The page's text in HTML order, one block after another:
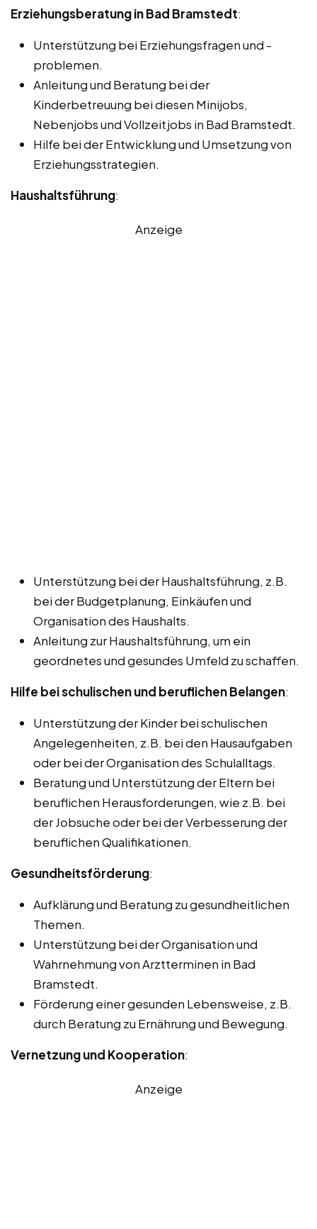
Erziehungsberatung in Bad Bramstedt:
Unterstützung bei Erziehungsfragen und -
problemen.
Anleitung und Beratung bei der
Kinderbetreuung bei diesen Minijobs,
Nebenjobs und Vollzeitjobs in Bad Bramstedt.
Hilfe bei der Entwicklung und Umsetzung von
Erziehungsstrategien.
Haushaltsführung:
Anzeige
Unterstützung bei der Haushaltsführung, z.B.
bei der Budgetplanung, Einkäufen und
Organisation des Haushalts.
Anleitung zur Haushaltsführung, um ein
geordnetes und gesundes Umfeld zu schaffen.
Hilfe bei schulischen und beruflichen Belangen:
Unterstützung der Kinder bei schulischen
Angelegenheiten, z.B. bei den Hausaufgaben
oder bei der Organisation des Schulalltags.
Beratung und Unterstützung der Eltern bei
beruflichen Herausforderungen, wie z.B. bei
der Jobsuche oder bei der Verbesserung der
beruflichen Qualifikationen.
Gesundheitsförderung:
Aufklärung und Beratung zu gesundheitlichen
Themen.
Unterstützung bei der Organisation und
Wahrnehmung von Arztterminen in Bad
Bramstedt.
Förderung einer gesunden Lebensweise, z.B.
durch Beratung zu Ernährung und Bewegung.
Vernetzung und Kooperation:
Anzeige